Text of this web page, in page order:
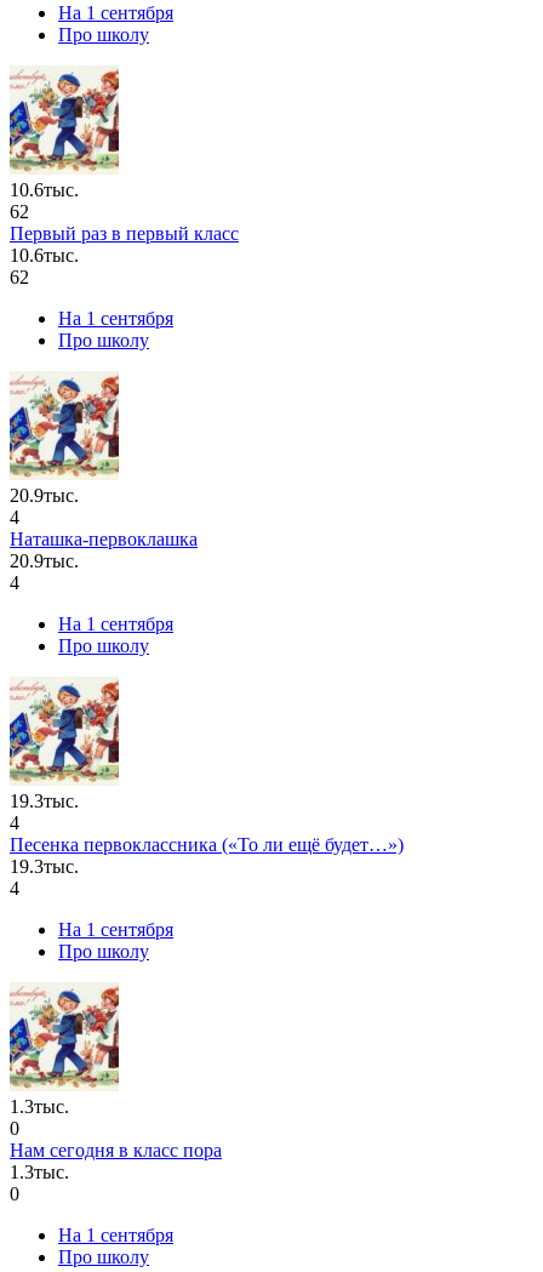
На 1 сентября
Про школу
10.6тыс.
62
Первый раз в первый класс
10.6тыс.
62
На 1 сентября
Про школу
20.9тыс.
4
Наташка-первоклашка
20.9тыс.
4
На 1 сентября
Про школу
19.3тыс.
4
Песенка первоклассника («То ли ещё будет…»)
19.3тыс.
4
На 1 сентября
Про школу
1.3тыс.
0
Нам сегодня в класс пора
1.3тыс.
0
На 1 сентября
Про школу